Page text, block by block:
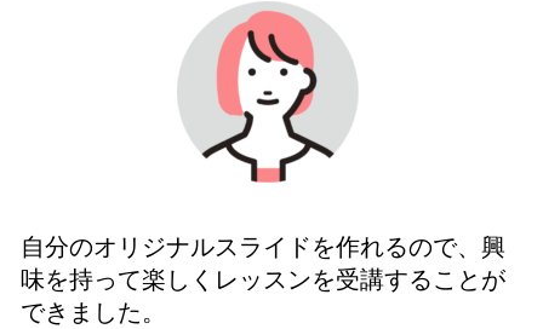
自分のオリジナルスライドを作れるので、興
味を持って楽しくレッスンを受講することが
できました。